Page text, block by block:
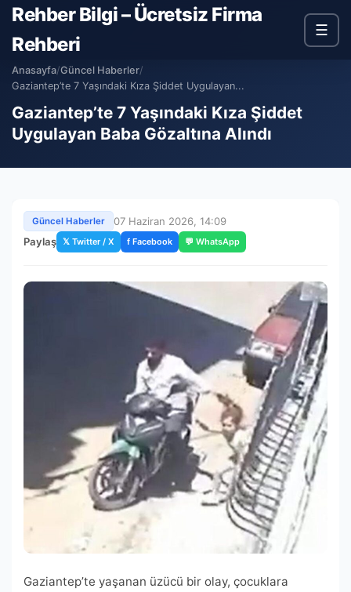
Rehber Bilgi – Ücretsiz Firma
Rehberi
☰
Anasayfa/Güncel Haberler/
Gaziantep’te 7 Yaşındaki Kıza Şiddet Uygulayan...
Gaziantep’te 7 Yaşındaki Kıza Şiddet
Uygulayan Baba Gözaltına Alındı
Güncel Haberler
07 Haziran 2026, 14:09
Paylaş 𝕏 Twitter / X f Facebook 💬 WhatsApp
Gaziantep’te yaşanan üzücü bir olay, çocuklara